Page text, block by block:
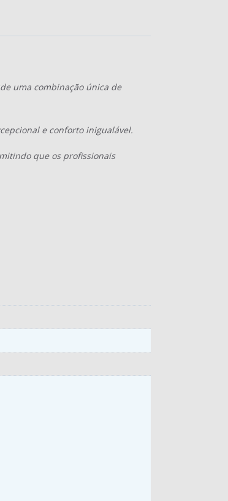
uma combinação única de
e conforto inigualável.
que os profissionais